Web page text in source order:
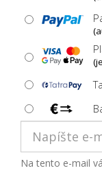
Na tento e-mail